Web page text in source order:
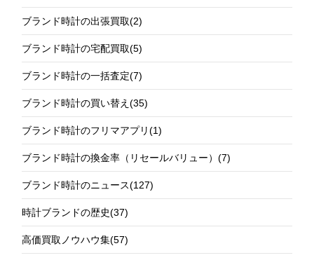
ブランド時計の出張買取(2)
ブランド時計の宅配買取(5)
ブランド時計の一括査定(7)
ブランド時計の買い替え(35)
ブランド時計のフリマアプリ(1)
ブランド時計の換金率（リセールバリュー）(7)
ブランド時計のニュース(127)
時計ブランドの歴史(37)
高価買取ノウハウ集(57)